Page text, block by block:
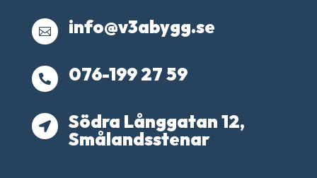
 info@v3abygg.se
 076-199 27 59
 Södra Långgatan 12,
Smålandsstenar